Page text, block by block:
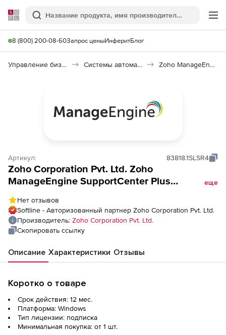
Softline
Поиск
8 (800) 200-08-60Запрос ценыИнферитБлог
Управление бизнесом, CRM/ERP Системы автоматизации Zoho ManageEngine SupportCenter
Артикул: 83818.1SLSR4
Zoho Corporation Pvt. Ltd. Zoho
ManageEngine SupportCenter Plus
Model Annual), fee for 20 Support
Representatives
еще
Нет отзывов
Softline - Авторизованный партнер Zoho Corporation Pvt. Ltd.
Производитель: Zoho Corporation Pvt. Ltd.
Скопировать ссылку
Описание Характеристики Отзывы
Коротко о товаре
Срок действия: 12 мес.
Платформа: Windows
Тип лицензии: подписка
Минимальная покупка: от 1 шт.